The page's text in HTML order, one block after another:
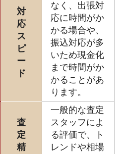
対
応
ス
ピ
ー
ド
なく、出張対
応に時間がか
かる場合や、
振込対応が多
いため現金化
まで時間がか
かることがあ
ります。
査
定
精
一般的な査定
スタッフによ
る評価で、ト
レンドや相場